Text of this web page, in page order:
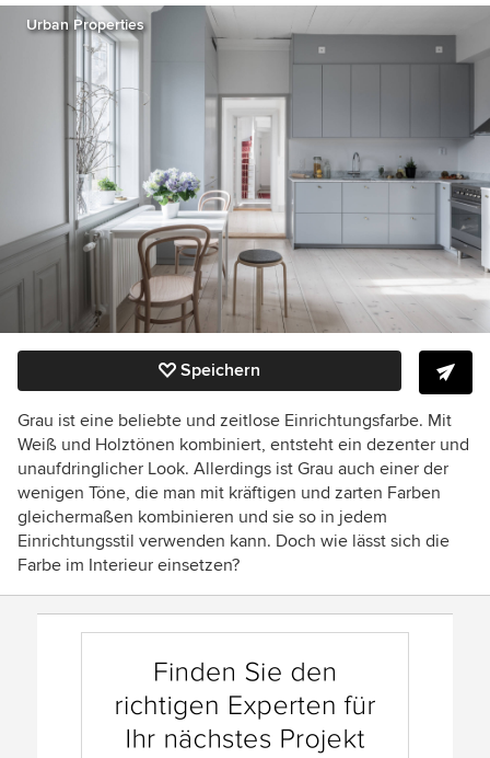
Urban Properties
Speichern
Grau ist eine beliebte und zeitlose Einrichtungsfarbe. Mit
Weiß und Holztönen kombiniert, entsteht ein dezenter und
unaufdringlicher Look. Allerdings ist Grau auch einer der
wenigen Töne, die man mit kräftigen und zarten Farben
gleichermaßen kombinieren und sie so in jedem
Einrichtungsstil verwenden kann. Doch wie lässt sich die
Farbe im Interieur einsetzen?